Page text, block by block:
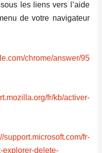
les liens vers l’aide
de votre navigateur
chrome/answer/95
fr/kb/activer-
support.microsoft.com/fr-
explorer-delete-